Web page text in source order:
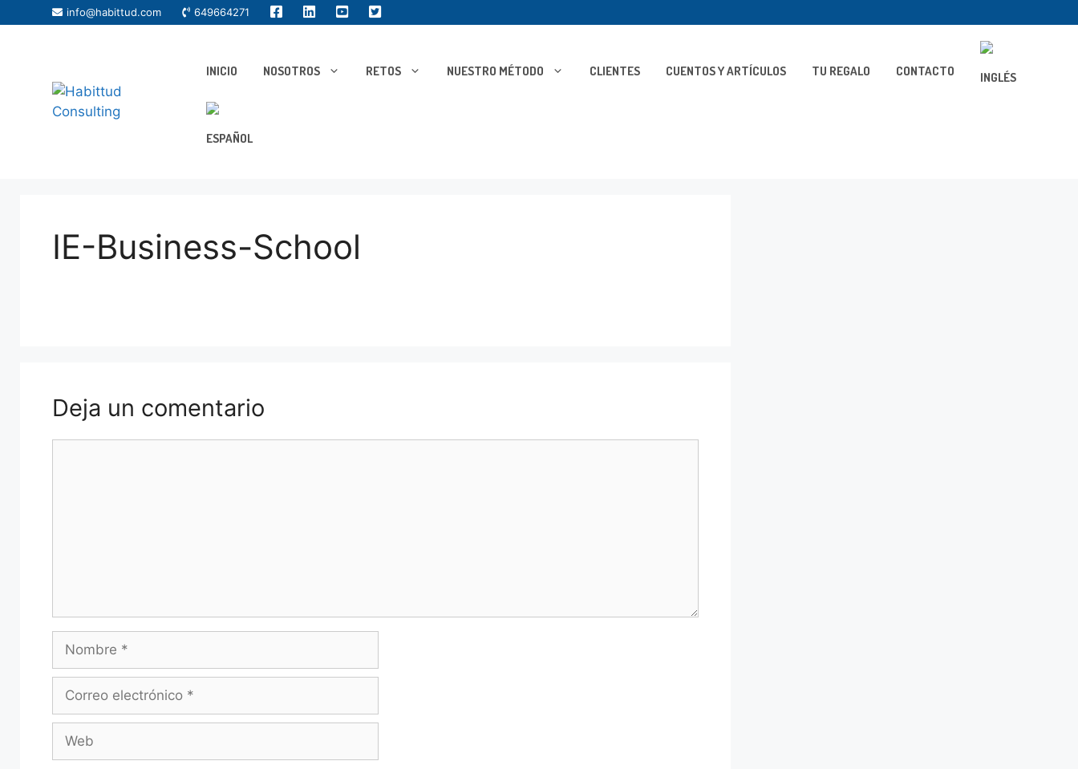
info@habittud.com 649664271
INICIO NOSOTROS RETOS NUESTRO MÉTODO CLIENTES CUENTOS Y ARTÍCULOS TU REGALO CONTACTO
IE-Business-School
Deja un comentario